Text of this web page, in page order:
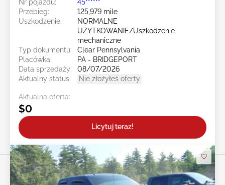
Nr pojazdu:
45******
Przebieg:
125,979 mile
Uszkodzenie:
NORMALNE
UŻYTKOWANIE/Uszkodzenie
mechaniczne
Typ dokumentu:
Clear Pennsylvania
Placówka:
PA - BRIDGEPORT
Data sprzedaży:
08/07/2026
Aktualny status:
Nie złożyłeś oferty
Aktualna oferta:
$0
Licytuj teraz!